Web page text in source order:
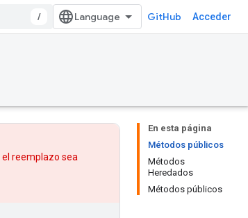
/ GitHub Acceder
En esta página
Métodos públicos
Métodos
Heredados
Métodos públicos
el reemplazo sea